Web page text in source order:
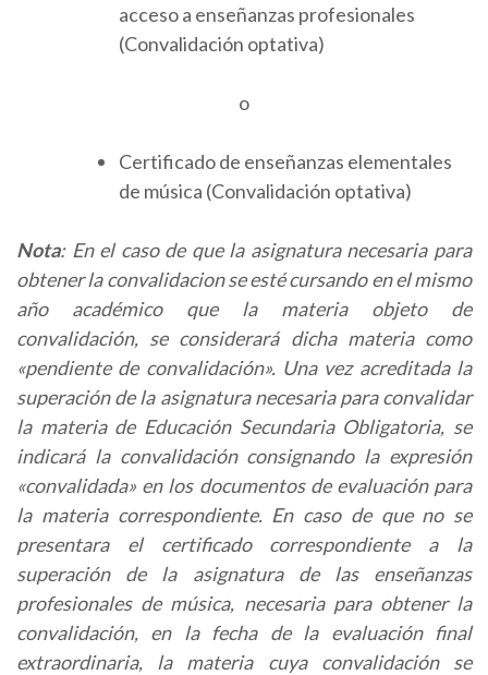
acceso a enseñanzas profesionales
(Convalidación optativa)
o
Certificado de enseñanzas elementales
de música (Convalidación optativa)
Nota: En el caso de que la asignatura necesaria para
obtener la convalidacion se esté cursando en el mismo
año académico que la materia objeto de
convalidación, se considerará dicha materia como
«pendiente de convalidación». Una vez acreditada la
superación de la asignatura necesaria para convalidar
la materia de Educación Secundaria Obligatoria, se
indicará la convalidación consignando la expresión
«convalidada» en los documentos de evaluación para
la materia correspondiente. En caso de que no se
presentara el certificado correspondiente a la
superación de la asignatura de las enseñanzas
profesionales de música, necesaria para obtener la
convalidación, en la fecha de la evaluación final
extraordinaria, la materia cuya convalidación se